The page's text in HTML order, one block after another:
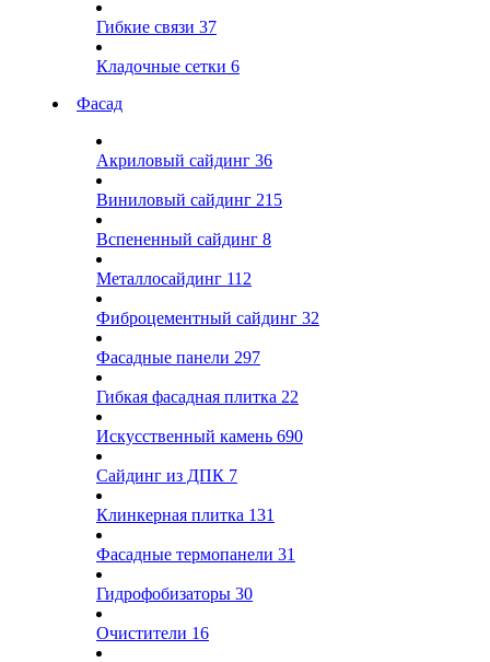
Гибкие связи 37
Кладочные сетки 6
Фасад
Акриловый сайдинг 36
Виниловый сайдинг 215
Вспененный сайдинг 8
Металлосайдинг 112
Фиброцементный сайдинг 32
Фасадные панели 297
Гибкая фасадная плитка 22
Искусственный камень 690
Сайдинг из ДПК 7
Клинкерная плитка 131
Фасадные термопанели 31
Гидрофобизаторы 30
Очистители 16